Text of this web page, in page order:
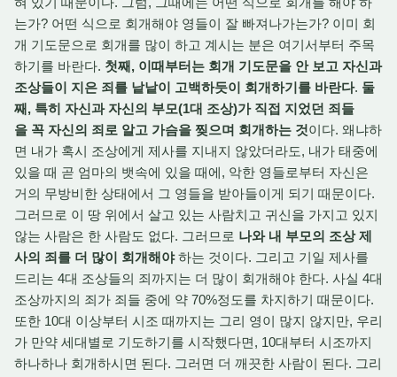
는가? 어떤 식으로 회개해야 영들이 잘 빠져나가는가? 이미 회
개 기도문으로 회개를 많이 하고 계시는 분은 여기서부터 주목
하기를 바란다. 첫째, 이때부터는 회개 기도문을 안 보고 자신과
조상들이 지은 죄를 낱낱이 고백하듯이 회개하기를 바란다. 둘
째, 특히 자신과 자신의 부모(1대 조상)가 직접 지었던 죄들
을 꼭 자신의 죄로 알고 가슴을 찢으며 회개하는 것이다. 왜냐하
면 내가 혹시 조상에게 제사를 지내지 않았더라도, 내가 태중에
있을 때 곧 엄마의 뱃속에 있을 때에, 악한 영들로부터 자신은
거의 무방비한 상태에서 그 영들을 받아들이게 되기 때문이다.
그러므로 이 땅 위에서 살고 있는 사람치고 귀신을 가지고 있지
않는 사람은 한 사람도 없다. 그러므로 나와 내 부모의 조상 제
사의 죄를 더 많이 회개해야하는 것이다. 그리고 기일 제사를
드리는 4대 조상들의 죄까지는 더 많이 회개해야 한다. 사실 4대
조상까지의 죄가 죄들 중에 약 70%정도를 차지하기 때문이다.
또한 10대 이상부터 시조 때까지는 그리 영이 많지 않지만, 우리
가 만약 세대별로 기도하기를 시작했다면, 10대부터 시조까지
하나하나 회개하시면 된다. 그러면 더 깨끗한 사람이 된다. 그리